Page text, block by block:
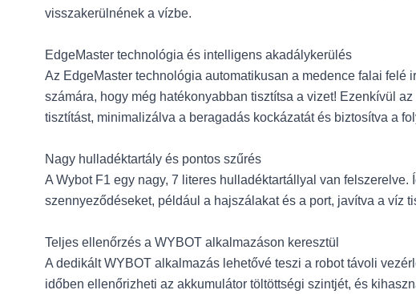
visszakerülnének a vízbe.
EdgeMaster technológia és intelligens akadálykerülés
Az EdgeMaster technológia automatikusan a medence falai
számára, hogy még hatékonyabban tisztítsa a vizet! Ezenkívül
tisztítást, minimalizálva a beragadás kockázatát és biztosítva a
Nagy hulladéktartály és pontos szűrés
A Wybot F1 egy nagy, 7 literes hulladéktartállyal van
szennyeződéseket, például a hajszálakat és a port, javítva a víz
Teljes ellenőrzés a WYBOT alkalmazáson keresztül
A dedikált WYBOT alkalmazás lehetővé teszi a robot távoli
időben ellenőrizheti az akkumulátor töltöttségi szintjét, és